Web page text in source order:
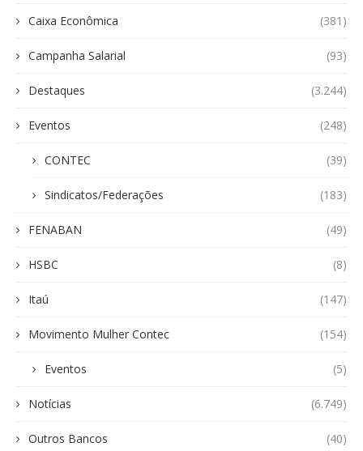
Caixa Econômica (381)
Campanha Salarial (93)
Destaques (3.244)
Eventos (248)
CONTEC (39)
Sindicatos/Federações (183)
FENABAN (49)
HSBC (8)
Itaú (147)
Movimento Mulher Contec (154)
Eventos (5)
Notícias (6.749)
Outros Bancos (40)